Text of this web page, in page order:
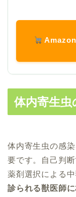
体内寄生
体内寄生虫の感
要です。自己判
薬剤選択による
診られる獣医師